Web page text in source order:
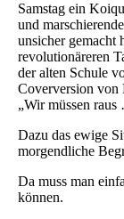
Samstag ein
und
unsicher gemacht
revolutionäreren
der alten Schule
Coverversion von
„Wir müssen
Dazu das ewige
morgendliche
Da muss man
können.